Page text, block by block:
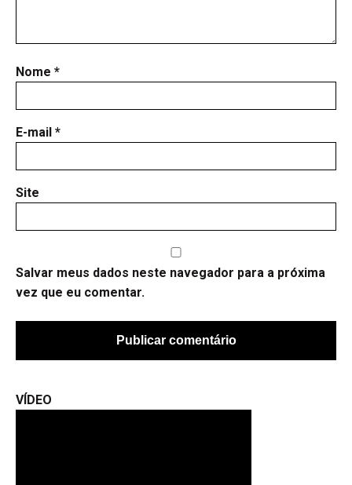
Nome *
E-mail *
Site
Salvar meus dados neste navegador para a próxima
vez que eu comentar.
VÍDEO